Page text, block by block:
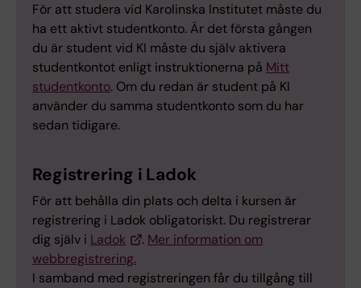
För att studera vid Karolinska Institutet måste du
ha ett aktivt studentkonto. Är det första gången
du är student vid KI måste du själv aktivera
studentkontot enligt instruktionerna på Mitt
studentkonto. Om du redan är student på KI
använder du samma studentkonto som du har
sedan tidigare.
Registrering i Ladok
För att behålla din plats och delta i kursen är
registrering i Ladok obligatoriskt. Du registrerar
dig själv i Ladok . Mer information om
webbregistrering.
I samband med registreringen får du tillgång till